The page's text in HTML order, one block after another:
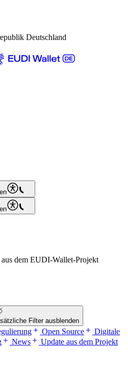
Deutschland
dem EUDI-Wallet-Projekt
Filter ausblenden
Open Source
Digitale
News
Update aus dem Projekt